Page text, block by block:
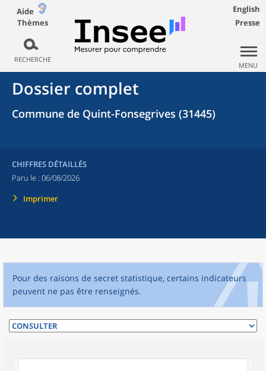
Aide
Thèmes
RECHERCHE
English
Presse
MENU
Dossier complet
Commune de Quint-Fonsegrives (31445)
CHIFFRES DÉTAILLÉS
Paru le : 06/08/2026
Imprimer
Pour des raisons de secret statistique, certains indicateurs
peuvent ne pas être renseignés.